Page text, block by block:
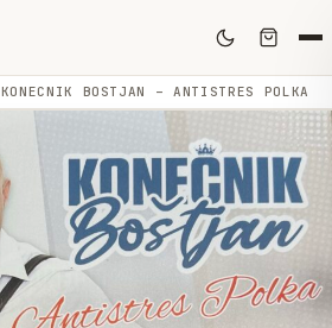
KONECNIK BOSTJAN – ANTISTRES POLKA